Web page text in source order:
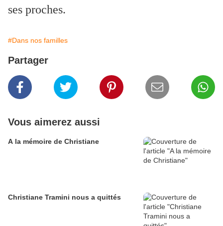
ses proches.
#Dans nos familles
Partager
Vous aimerez aussi
A la mémoire de Christiane
Christiane Tramini nous a quittés